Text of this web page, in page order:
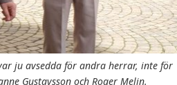
ju avsedda för andra herrar, inte för
Gustavsson och Roger Melin.